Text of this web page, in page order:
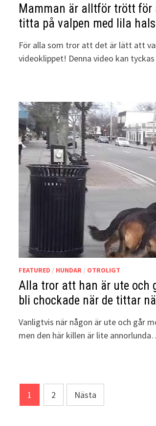
Mamman är alltför trött för
titta på valpen med lila
För alla som tror att det är lätt att
videoklippet! Denna video kan
FEATURED / HUNDAR / OTROLIGT
Alla tror att han är ute och
bli chockade när de tittar
Vanligtvis när någon är ute och går
men den här killen är lite
Sidnumrering
för
1 2 Nästa